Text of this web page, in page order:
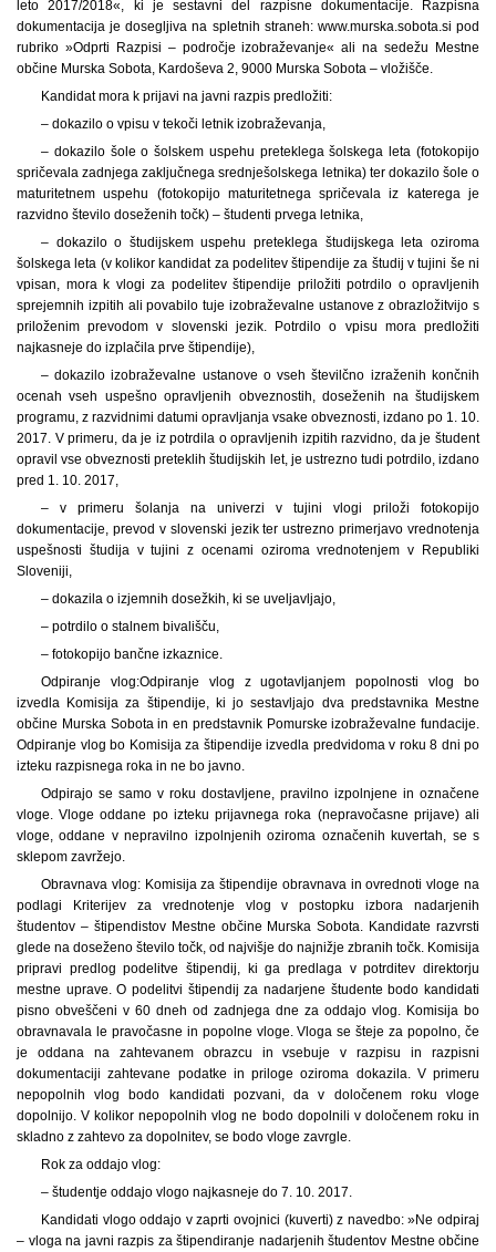
leto 2017/2018«, ki je sestavni del razpisne dokumentacije. Razpisna
dokumentacija je dosegljiva na spletnih straneh: www.murska.sobota.si pod
rubriko »Odprti Razpisi – področje izobraževanje« ali na sedežu Mestne
občine Murska Sobota, Kardoševa 2, 9000 Murska Sobota – vložišče.
Kandidat mora k prijavi na javni razpis predložiti:
– dokazilo o vpisu v tekoči letnik izobraževanja,
– dokazilo šole o šolskem uspehu preteklega šolskega leta (fotokopijo
spričevala zadnjega zaključnega srednješolskega letnika) ter dokazilo šole o
maturitetnem uspehu (fotokopijo maturitetnega spričevala iz katerega je
razvidno število doseženih točk) – študenti prvega letnika,
– dokazilo o študijskem uspehu preteklega študijskega leta oziroma
šolskega leta (v kolikor kandidat za podelitev štipendije za študij v tujini še ni
vpisan, mora k vlogi za podelitev štipendije priložiti potrdilo o opravljenih
sprejemnih izpitih ali povabilo tuje izobraževalne ustanove z obrazložitvijo s
priloženim prevodom v slovenski jezik. Potrdilo o vpisu mora predložiti
najkasneje do izplačila prve štipendije),
– dokazilo izobraževalne ustanove o vseh številčno izraženih končnih
ocenah vseh uspešno opravljenih obveznostih, doseženih na študijskem
programu, z razvidnimi datumi opravljanja vsake obveznosti, izdano po 1. 10.
2017. V primeru, da je iz potrdila o opravljenih izpitih razvidno, da je študent
opravil vse obveznosti preteklih študijskih let, je ustrezno tudi potrdilo, izdano
pred 1. 10. 2017,
– v primeru šolanja na univerzi v tujini vlogi priloži fotokopijo
dokumentacije, prevod v slovenski jezik ter ustrezno primerjavo vrednotenja
uspešnosti študija v tujini z ocenami oziroma vrednotenjem v Republiki
Sloveniji,
– dokazila o izjemnih dosežkih, ki se uveljavljajo,
– potrdilo o stalnem bivališču,
– fotokopijo bančne izkaznice.
Odpiranje vlog:Odpiranje vlog z ugotavljanjem popolnosti vlog bo
izvedla Komisija za štipendije, ki jo sestavljajo dva predstavnika Mestne
občine Murska Sobota in en predstavnik Pomurske izobraževalne fundacije.
Odpiranje vlog bo Komisija za štipendije izvedla predvidoma v roku 8 dni po
izteku razpisnega roka in ne bo javno.
Odpirajo se samo v roku dostavljene, pravilno izpolnjene in označene
vloge. Vloge oddane po izteku prijavnega roka (nepravočasne prijave) ali
vloge, oddane v nepravilno izpolnjenih oziroma označenih kuvertah, se s
sklepom zavržejo.
Obravnava vlog: Komisija za štipendije obravnava in ovrednoti vloge na
podlagi Kriterijev za vrednotenje vlog v postopku izbora nadarjenih
študentov – štipendistov Mestne občine Murska Sobota. Kandidate razvrsti
glede na doseženo število točk, od najvišje do najnižje zbranih točk. Komisija
pripravi predlog podelitve štipendij, ki ga predlaga v potrditev direktorju
mestne uprave. O podelitvi štipendij za nadarjene študente bodo kandidati
pisno obveščeni v 60 dneh od zadnjega dne za oddajo vlog. Komisija bo
obravnavala le pravočasne in popolne vloge. Vloga se šteje za popolno, če
je oddana na zahtevanem obrazcu in vsebuje v razpisu in razpisni
dokumentaciji zahtevane podatke in priloge oziroma dokazila. V primeru
nepopolnih vlog bodo kandidati pozvani, da v določenem roku vloge
dopolnijo. V kolikor nepopolnih vlog ne bodo dopolnili v določenem roku in
skladno z zahtevo za dopolnitev, se bodo vloge zavrgle.
Rok za oddajo vlog:
– študentje oddajo vlogo najkasneje do 7. 10. 2017.
Kandidati vlogo oddajo v zaprti ovojnici (kuverti) z navedbo: »Ne odpiraj
– vloga na javni razpis za štipendiranje nadarjenih študentov Mestne občine